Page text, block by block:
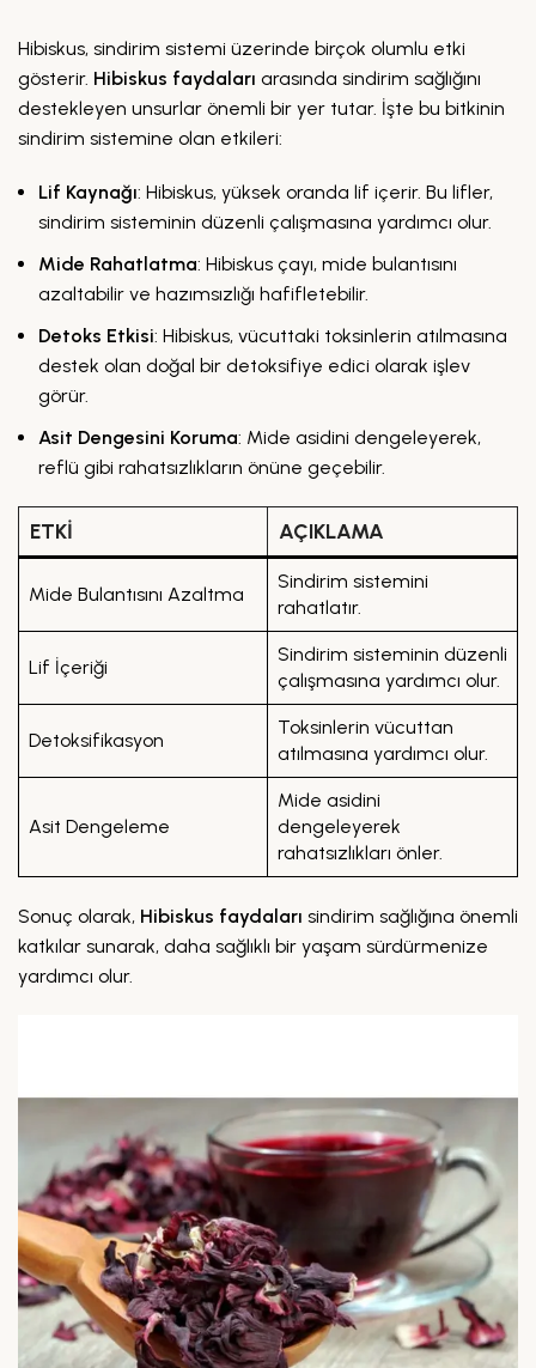
Hibiskus, sindirim sistemi üzerinde birçok olumlu etki
gösterir. Hibiskus faydaları arasında sindirim sağlığını
destekleyen unsurlar önemli bir yer tutar. İşte bu bitkinin
sindirim sistemine olan etkileri:
Lif Kaynağı: Hibiskus, yüksek oranda lif içerir. Bu lifler,
sindirim sisteminin düzenli çalışmasına yardımcı olur.
Mide Rahatlatma: Hibiskus çayı, mide bulantısını
azaltabilir ve hazımsızlığı hafifletebilir.
Detoks Etkisi: Hibiskus, vücuttaki toksinlerin atılmasına
destek olan doğal bir detoksifiye edici olarak işlev
görür.
Asit Dengesini Koruma: Mide asidini dengeleyerek,
reflü gibi rahatsızlıkların önüne geçebilir.
ETKI AÇIKLAMA
Mide Bulantısını Azaltma
Sindirim sistemini
rahatlatır.
Lif İçeriği
Sindirim sisteminin düzenli
çalışmasına yardımcı olur.
Detoksifikasyon
Toksinlerin vücuttan
atılmasına yardımcı olur.
Asit Dengeleme
Mide asidini
dengeleyerek
rahatsızlıkları önler.
Sonuç olarak, Hibiskus faydaları sindirim sağlığına önemli
katkılar sunarak, daha sağlıklı bir yaşam sürdürmenize
yardımcı olur.